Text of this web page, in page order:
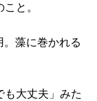
と。
藻に巻かれる
も大丈夫」みた